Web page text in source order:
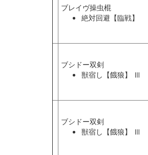
ブレイヴ操虫棍
絶対回避【臨戦】
ブシドー双剣
獣宿し【餓狼】 Ⅲ
ブシドー双剣
獣宿し【餓狼】 Ⅲ